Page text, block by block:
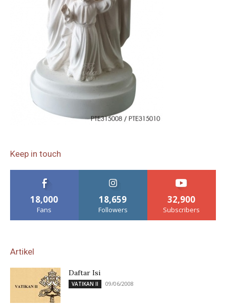
Keep in touch
18,000
Fans
18,659
Followers
32,900
Subscribers
Artikel
Daftar Isi
VATIKAN II 09/06/2008